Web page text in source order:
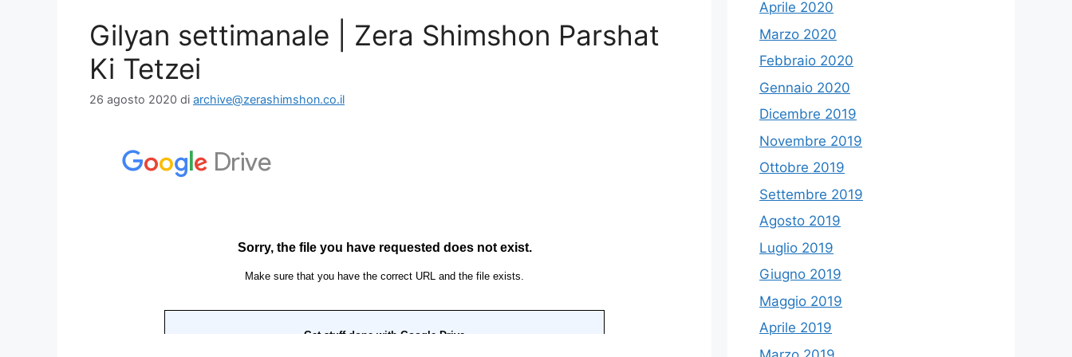
Gilyan settimanale | Zera Shimshon Parshat
Ki Tetzei
26 agosto 2020 di archive@zerashimshon.co.il
Aprile 2020
Marzo 2020
Febbraio 2020
Gennaio 2020
Dicembre 2019
Novembre 2019
Ottobre 2019
Settembre 2019
Agosto 2019
Luglio 2019
Giugno 2019
Maggio 2019
Aprile 2019